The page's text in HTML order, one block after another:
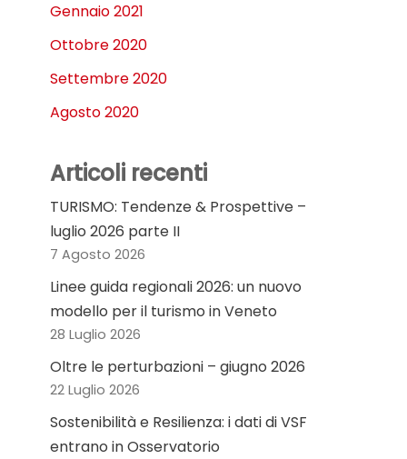
Gennaio 2021
Ottobre 2020
Settembre 2020
Agosto 2020
Articoli recenti
TURISMO: Tendenze & Prospettive –
luglio 2026 parte II
7 Agosto 2026
Linee guida regionali 2026: un nuovo
modello per il turismo in Veneto
28 Luglio 2026
Oltre le perturbazioni – giugno 2026
22 Luglio 2026
Sostenibilità e Resilienza: i dati di VSF
entrano in Osservatorio